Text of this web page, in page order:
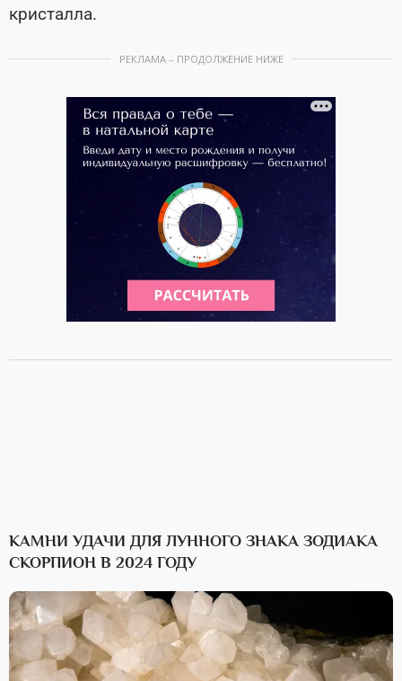
кристалла.
РЕКЛАМА – ПРОДОЛЖЕНИЕ НИЖЕ
КАМНИ УДАЧИ ДЛЯ ЛУННОГО ЗНАКА ЗОДИАКА
СКОРПИОН В 2024 ГОДУ